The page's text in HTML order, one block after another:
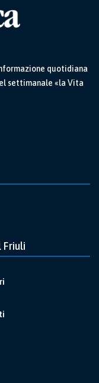
quotidiana
settimanale «la Vita